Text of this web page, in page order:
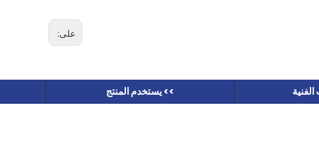
على:
>> يستخدم المنتج